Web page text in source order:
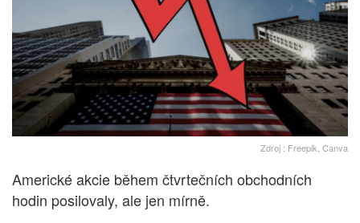
Zdroj : Freepik, Canva
Americké akcie během čtvrtečních obchodních
hodin posilovaly, ale jen mírně.